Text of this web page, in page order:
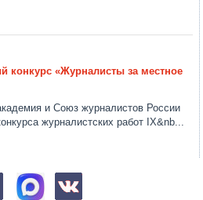
конкурс «Журналисты за местное
и Союз журналистов России
журналистских работ IX&nb...